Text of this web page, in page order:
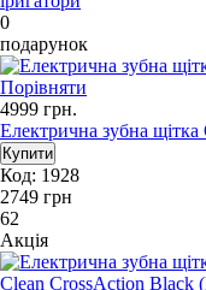
0
подарунок
Порівняти
4999 грн.
Електрична зубна
Код: 1928
2749 грн
62
Акція